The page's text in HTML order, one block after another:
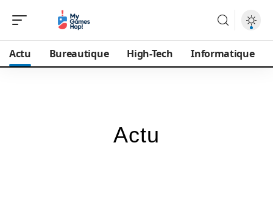
Actu Bureautique High-Tech Informatique
Actu